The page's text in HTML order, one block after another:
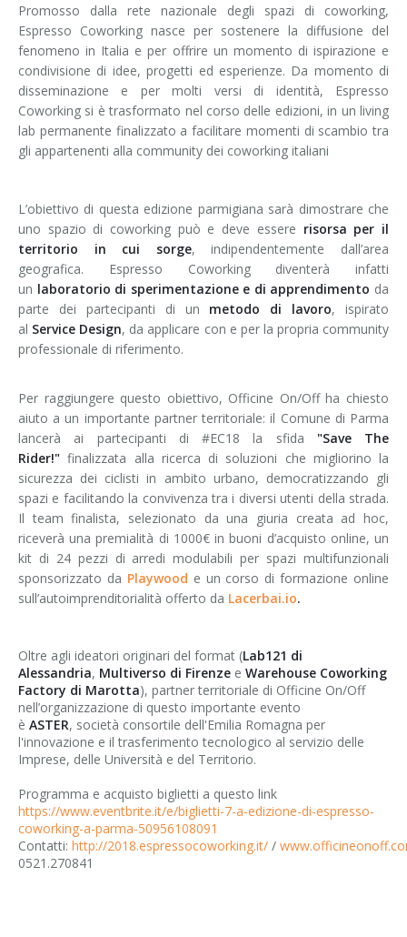
Promosso dalla rete nazionale degli spazi di coworking,
Espresso Coworking nasce per sostenere la diffusione del
fenomeno in Italia e per offrire un momento di ispirazione e
condivisione di idee, progetti ed esperienze. Da momento di
disseminazione e per molti versi di identità, Espresso
Coworking si è trasformato nel corso delle edizioni, in un living
lab permanente finalizzato a facilitare momenti di scambio tra
gli appartenenti alla community dei coworking italiani
L’obiettivo di questa edizione parmigiana sarà dimostrare che
uno spazio di coworking può e deve essere risorsa per il
territorio in cui sorge, indipendentemente dall’area
geografica. Espresso Coworking diventerà infatti
un laboratorio di sperimentazione e di apprendimento da
parte dei partecipanti di un metodo di lavoro, ispirato
al Service Design, da applicare con e per la propria community
professionale di riferimento.
Per raggiungere questo obiettivo, Officine On/Off ha chiesto
aiuto a un importante partner territoriale: il Comune di Parma
lancerà ai partecipanti di #EC18 la sfida "Save The
Rider!" finalizzata alla ricerca di soluzioni che migliorino la
sicurezza dei ciclisti in ambito urbano, democratizzando gli
spazi e facilitando la convivenza tra i diversi utenti della strada.
Il team finalista, selezionato da una giuria creata ad hoc,
riceverà una premialità di 1000€ in buoni d’acquisto online, un
kit di 24 pezzi di arredi modulabili per spazi multifunzionali
sponsorizzato da Playwood e un corso di formazione online
sull’autoimprenditorialità offerto da Lacerbai.io.
Oltre agli ideatori originari del format (Lab121 di
Alessandria, Multiverso di Firenze e Warehouse Coworking
Factory di Marotta), partner territoriale di Officine On/Off
nell’organizzazione di questo importante evento
è ASTER, società consortile dell'Emilia Romagna per
l'innovazione e il trasferimento tecnologico al servizio delle
Imprese, delle Università e del Territorio.
Programma e acquisto biglietti a questo link
https://www.eventbrite.it/e/biglietti-7-a-edizione-di-espresso-
coworking-a-parma-50956108091
Contatti: http://2018.espressocoworking.it/ /
0521.270841